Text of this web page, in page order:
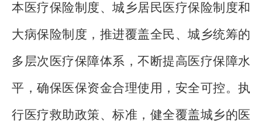
本医疗保险制度、城乡居民医疗保险制度和
大病保险制度，推进覆盖全民、城乡统筹的
多层次医疗保障体系，不断提高医疗保障水
平，确保医保资金合理使用，安全可控。执
行医疗救助政策、标准，健全覆盖城乡的医